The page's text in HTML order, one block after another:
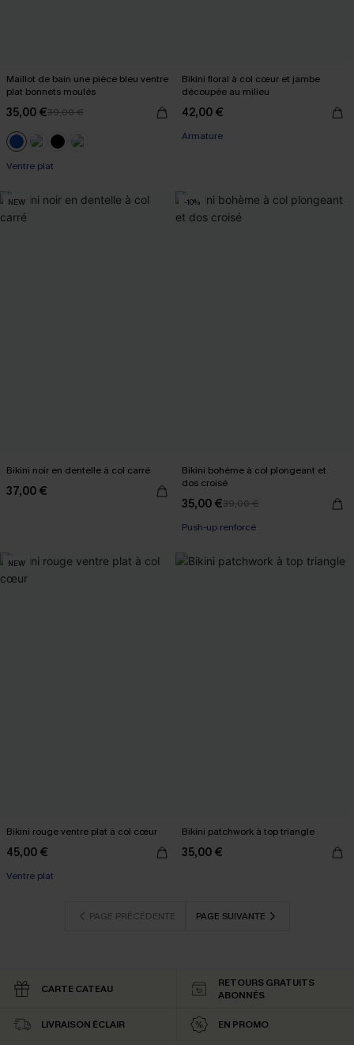
Maillot de bain une pièce bleu ventre
plat bonnets moulés
35,00 €39,00 €
Ventre plat
Bikini floral à col cœur et jambe
découpée au milieu
42,00 €
Armature
NEW
Bikini noir en dentelle à col carré
37,00 €
-10%
Bikini bohème à col plongeant et
dos croisé
35,00 €39,00 €
Push-up renforcé
NEW
Bikini rouge ventre plat à col cœur
45,00 €
Ventre plat
Bikini patchwork à top triangle
35,00 €
PAGE PRÉCÉDENTE PAGE SUIVANTE
CARTE CATEAU
RETOURS GRATUITS
ABONNÉS
LIVRAISON ÉCLAIR EN PROMO